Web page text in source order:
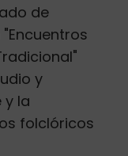
de
y
y la
folclóricos